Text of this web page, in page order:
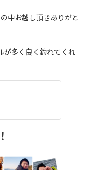
の中お越し頂きありがと
が多く良く釣れてくれ